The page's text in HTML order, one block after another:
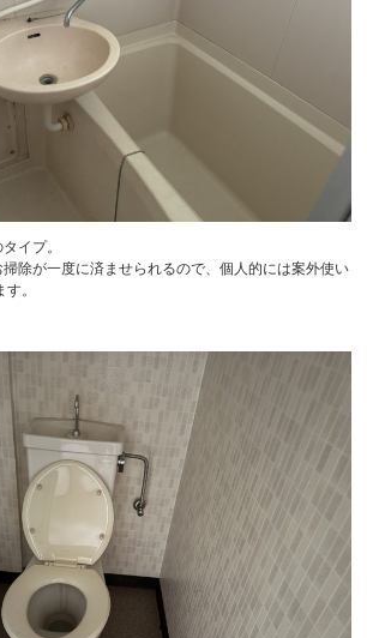
イプ。
除が一度に済ませられるので、個人的には案外使い
。